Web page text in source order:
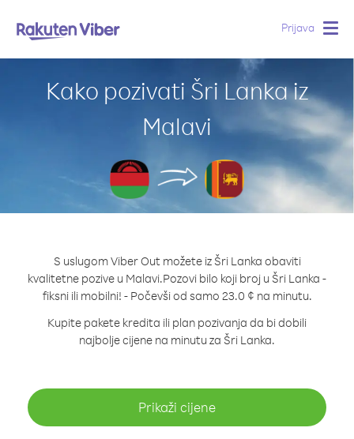
Prijava
Kako pozivati Šri Lanka iz
Malavi
S uslugom Viber Out možete iz Šri Lanka obaviti
kvalitetne pozive u Malavi.Pozovi bilo koji broj u Šri Lanka -
fiksni ili mobilni! - Počevši od samo 23.0 ¢ na minutu.
Kupite pakete kredita ili plan pozivanja da bi dobili
najbolje cijene na minutu za Šri Lanka.
Prikaži cijene